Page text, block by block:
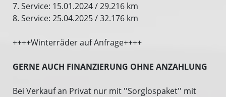
7. Service: 15.01.2024 / 29.216 km
8. Service: 25.04.2025 / 32.176 km
++++Winterräder auf Anfrage++++
GERNE AUCH FINANZIERUNG OHNE ANZAHLUNG
Bei Verkauf an Privat nur mit ''Sorglospaket'' mit